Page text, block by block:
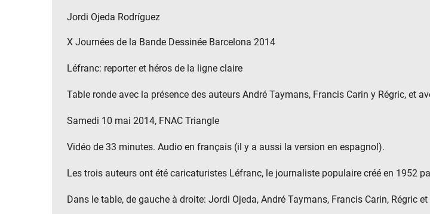
Jordi Ojeda Rodríguez
X Journées de la Bande Dessinée Barcelona 2014
Léfranc: reporter et héros de la ligne claire
Table ronde avec la présence des auteurs André Taymans, Francis Carin y Régric, et
Samedi 10 mai 2014, FNAC Triangle
Vidéo de 33 minutes. Audio en français (il y a aussi la version en espagnol).
Les trois auteurs ont été caricaturistes Léfranc, le journaliste populaire créé en 1952
Dans le table, de gauche à droite: Jordi Ojeda, André Taymans, Francis Carin, Régric et